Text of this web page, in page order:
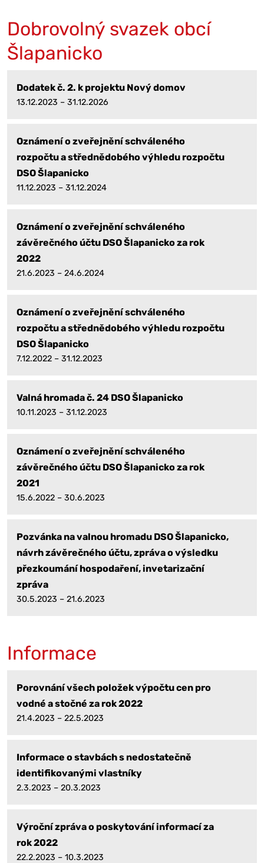
Dobrovolný svazek obcí
Šlapanicko
Dodatek č. 2. k projektu Nový domov
13.12.2023 – 31.12.2026
Oznámení o zveřejnění schváleného
rozpočtu a střednědobého výhledu rozpočtu
DSO Šlapanicko
11.12.2023 – 31.12.2024
Oznámení o zveřejnění schváleného
závěrečného účtu DSO Šlapanicko za rok
2022
21.6.2023 – 24.6.2024
Oznámení o zveřejnění schváleného
rozpočtu a střednědobého výhledu rozpočtu
DSO Šlapanicko
7.12.2022 – 31.12.2023
Valná hromada č. 24 DSO Šlapanicko
10.11.2023 – 31.12.2023
Oznámení o zveřejnění schváleného
závěrečného účtu DSO Šlapanicko za rok
2021
15.6.2022 – 30.6.2023
Pozvánka na valnou hromadu DSO Šlapanicko,
návrh závěrečného účtu, zpráva o výsledku
přezkoumání hospodaření, invetarizační
zpráva
30.5.2023 – 21.6.2023
Informace
Porovnání všech položek výpočtu cen pro
vodné a stočné za rok 2022
21.4.2023 – 22.5.2023
Informace o stavbách s nedostatečně
identifikovanými vlastníky
2.3.2023 – 20.3.2023
Výroční zpráva o poskytování informací za
rok 2022
22.2.2023 – 10.3.2023